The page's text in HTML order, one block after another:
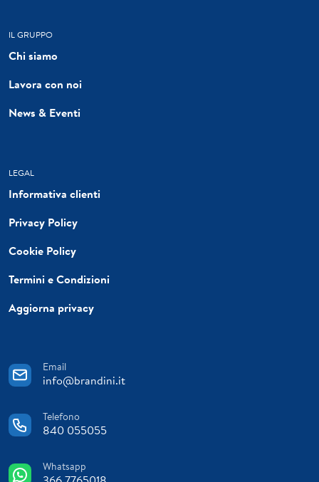
IL GRUPPO
Chi siamo
Lavora con noi
News & Eventi
LEGAL
Informativa clienti
Privacy Policy
Cookie Policy
Termini e Condizioni
Aggiorna privacy
Email
info@brandini.it
Telefono
840 055055
Whatsapp